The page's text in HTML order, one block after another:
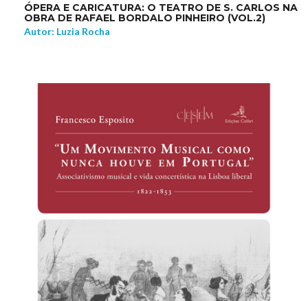
ÓPERA E CARICATURA: O TEATRO DE S. CARLOS NA
OBRA DE RAFAEL BORDALO PINHEIRO (VOL.2)
Autor: Luzia Rocha